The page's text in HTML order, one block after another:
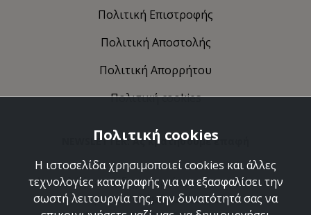
Πολιτική Eπιστροφής
Πολιτική Αποστολής
Πολιτική Απορρήτου
Πολιτική cookies
NEWSLETTER: Ας κρατήσουμε επαφή
Ανακαλύψτε τις δημιουργίες μας και ελάτε να
γνωριστούμε καλύτερα.
Πολιτική cookies
Η ιστοσελίδα χρησιμοποιεί cookies και άλλες
τεχνολογίες καταγραφής για να εξασφαλίσει την
σωστή λειτουργία της, την δυνατότητά σας να